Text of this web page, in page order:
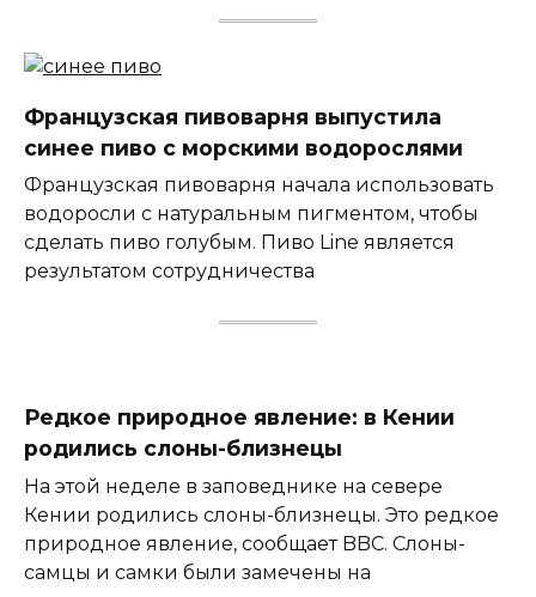
Французская пивоварня выпустила
синее пиво с морскими водорослями
Французская пивоварня начала использовать
водоросли с натуральным пигментом, чтобы
сделать пиво голубым. Пиво Line является
результатом сотрудничества
Редкое природное явление: в Кении
родились слоны-близнецы
На этой неделе в заповеднике на севере
Кении родились слоны-близнецы. Это редкое
природное явление, сообщает BBC. Слоны-
самцы и самки были замечены на